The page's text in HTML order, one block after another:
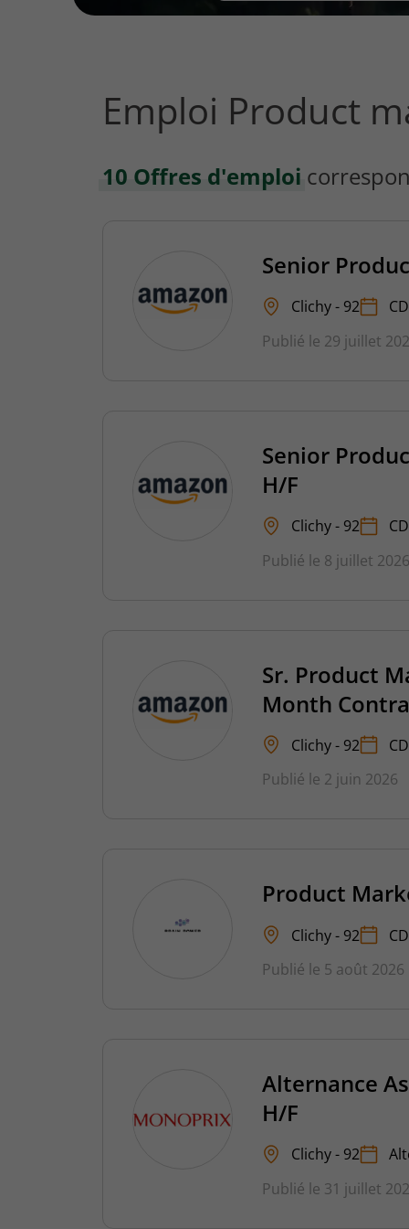
vous
Emploi Product
10 Offres d'emploi
Senior
Clichy - 92
Publié le 29 juillet
Senior
H/F
Clichy - 92
Publié le 8 juillet 2026
Sr. Product
Month
Clichy - 92
Publié le 2 juin 2026
Product
Clichy - 92
Publié le 5 août 2026
Alternance
H/F
Clichy - 92
Publié le 31 juillet